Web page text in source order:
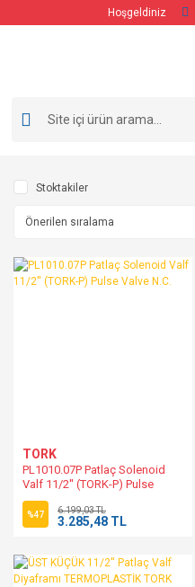
Hoşgeldiniz
Stoktakiler
TORK
PL1010.07P Patlaç Solenoid
Valf 11/2'' (TORK-P) Pulse
Valve N.C.
%47 6.199,03 TL
3.285,48 TL